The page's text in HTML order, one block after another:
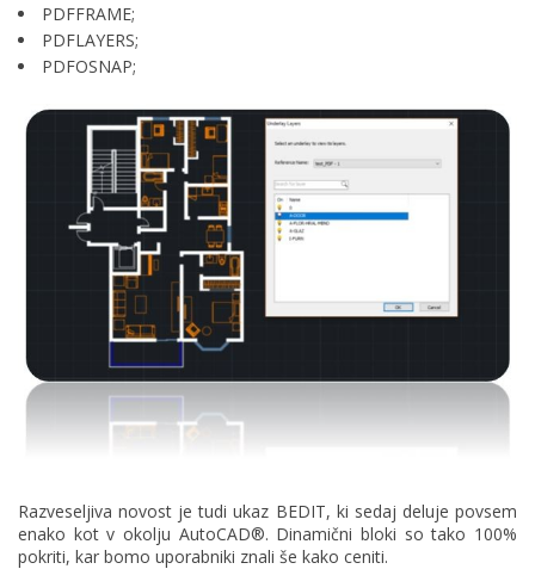
PDFFRAME;
PDFLAYERS;
PDFOSNAP;
Razveseljiva novost je tudi ukaz BEDIT, ki sedaj deluje povsem
enako kot v okolju AutoCAD®. Dinamični bloki so tako 100%
pokriti, kar bomo uporabniki znali še kako ceniti.